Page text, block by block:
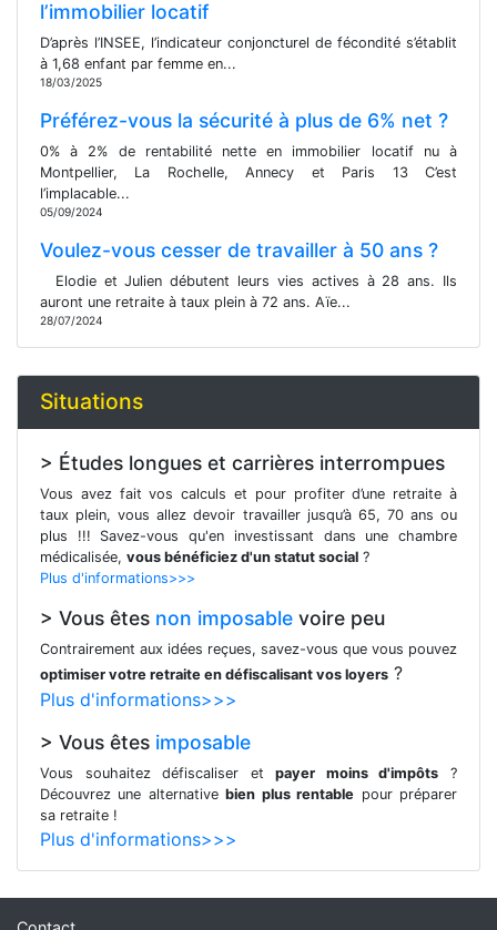
l’immobilier locatif
D’après l’INSEE, l’indicateur conjoncturel de fécondité s’établit
à 1,68 enfant par femme en...
18/03/2025
Préférez-vous la sécurité à plus de 6% net ?
0% à 2% de rentabilité nette en immobilier locatif nu à
Montpellier, La Rochelle, Annecy et Paris 13 C’est
l’implacable...
05/09/2024
Voulez-vous cesser de travailler à 50 ans ?
Elodie et Julien débutent leurs vies actives à 28 ans. Ils
auront une retraite à taux plein à 72 ans. Aïe...
28/07/2024
Situations
> Études longues et carrières interrompues
Vous avez fait vos calculs et pour profiter d’une retraite à
taux plein, vous allez devoir travailler jusqu’à 65, 70 ans ou
plus !!! Savez-vous qu'en investissant dans une chambre
médicalisée, vous bénéficiez d'un statut social ?
Plus d'informations>>>
> Vous êtes non imposable voire peu
Contrairement aux idées reçues, savez-vous que vous pouvez
optimiser votre retraite en défiscalisant vos loyers ?
Plus d'informations>>>
> Vous êtes imposable
Vous souhaitez défiscaliser etpayer moins d'impôts ?
Découvrez une alternativebien plus rentable pour préparer
sa retraite !
Plus d'informations>>>